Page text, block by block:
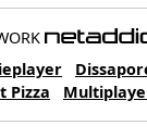
Pizza